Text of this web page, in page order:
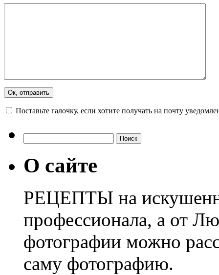
Поставьте галочку, если хотите получать на почту
О сайте
РЕЦЕПТЫ на
профессионала, а от
фотографии можно
саму фотографию.